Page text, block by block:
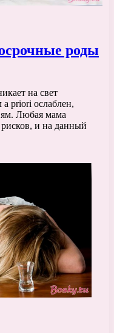
роды
на свет
a priori ослаблен,
Любая мама
и на данный